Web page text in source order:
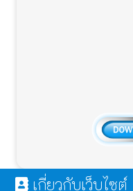
เกี่ยวกับเว็บไซต์